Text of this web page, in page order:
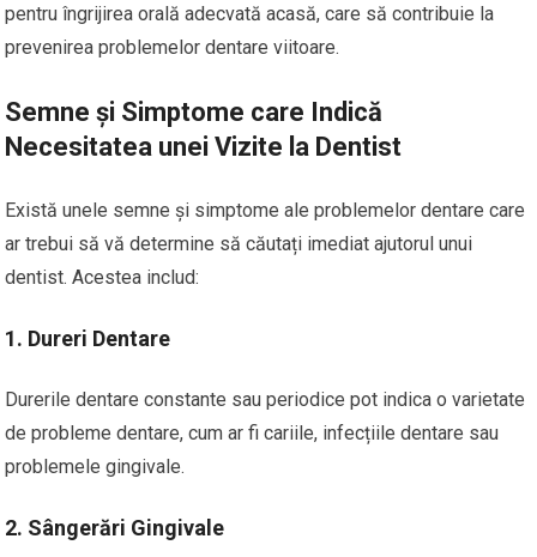
pentru îngrijirea orală adecvată acasă, care să contribuie la
prevenirea problemelor dentare viitoare.
Semne și Simptome care Indică
Necesitatea unei Vizite la Dentist
Există unele semne și simptome ale problemelor dentare care
ar trebui să vă determine să căutați imediat ajutorul unui
dentist. Acestea includ:
1. Dureri Dentare
Durerile dentare constante sau periodice pot indica o varietate
de probleme dentare, cum ar fi cariile, infecțiile dentare sau
problemele gingivale.
2. Sângerări Gingivale